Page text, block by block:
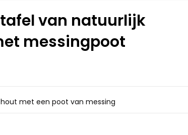
van natuurlijk
messingpoot
met een poot van messing